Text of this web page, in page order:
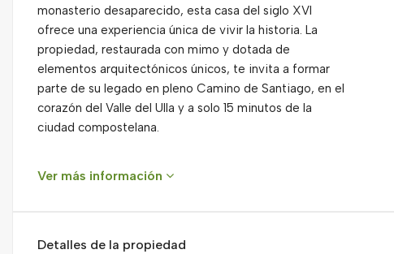
monasterio desaparecido, esta casa del siglo XVI
ofrece una experiencia única de vivir la historia. La
propiedad, restaurada con mimo y dotada de
elementos arquitectónicos únicos, te invita a formar
parte de su legado en pleno Camino de Santiago, en el
corazón del Valle del Ulla y a solo 15 minutos de la
ciudad compostelana.
Ver más información
Detalles de la propiedad